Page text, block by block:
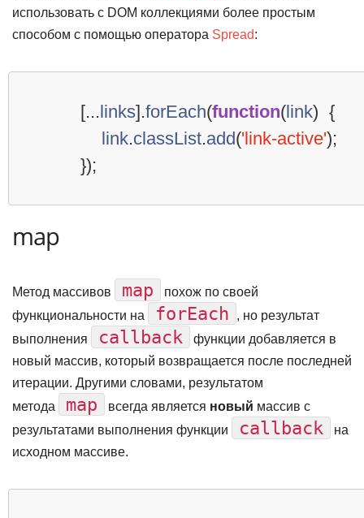
использовать с DOM коллекциями более простым
способом с помощью оператора Spread:
[...links].forEach(function(link) {
link.classList.add('link-active');
});
map
Метод массивов map
похож по своей
функциональности на
forEach
, но результат
выполнения
callback
функции добавляется в
новый массив, который возвращается после последней
итерации. Другими словами, результатом
метода
map всегда является новый массив с
результатами выполнения функции
callback
на
исходном массиве.